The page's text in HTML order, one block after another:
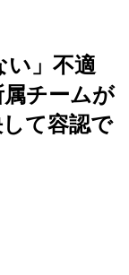
い」不適
チームが
て容認で